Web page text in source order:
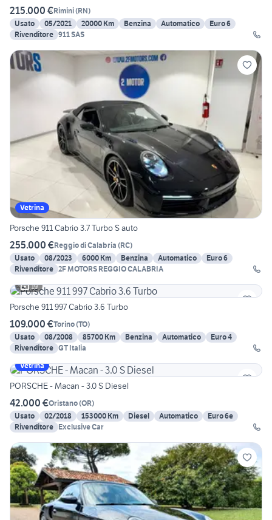
215.000 €Rimini(RN)
Usato
05/2021 20000 Km Benzina Automatico
Euro 6
Rivenditore 911 SAS
Vetrina
Porsche 911 Cabrio 3.7 Turbo S auto
255.000 €Reggio di Calabria (RC)
Usato
08/2023 6000 Km Benzina Automatico
Euro 6
Rivenditore 2F MOTORS REGGIO CALABRIA
19
Porsche 911 997 Cabrio 3.6 Turbo
109.000 €Torino(TO)
Usato
08/2008 85700 Km Benzina Automatico
Euro 4
Rivenditore GT Italia
Vetrina
PORSCHE - Macan - 3.0 S Diesel
42.000 €Oristano(OR)
Usato
02/2018 153000 Km Diesel Automatico
Euro 6e
Rivenditore Exclusive Car